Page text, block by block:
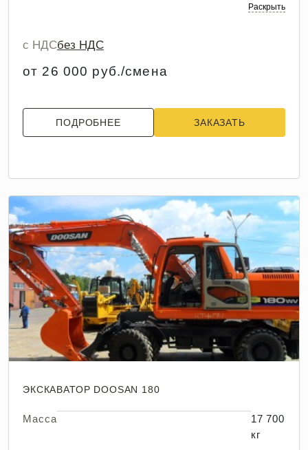
Раскрыть
с НДСбез НДС
от 26 000 руб./смена
ПОДРОБНЕЕ ЗАКАЗАТЬ
ЭКСКАВАТОР DOOSAN 180
Масса
17 700
кг